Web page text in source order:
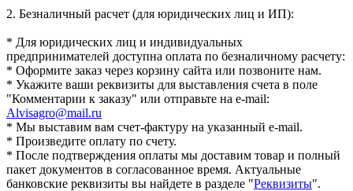
2. Безналичный расчет (для юридических лиц и ИП):
* Для юридических лиц и индивидуальных
предпринимателей доступна оплата по безналичному расчету:
* Оформите заказ через корзину сайта или позвоните нам.
* Укажите ваши реквизиты для выставления счета в поле
"Комментарии к заказу" или отправьте на e-mail:
Alvisagro@mail.ru
* Мы выставим вам счет-фактуру на указанный e-mail.
* Произведите оплату по счету.
* После подтверждения оплаты мы доставим товар и полный
пакет документов в согласованное время. Актуальные
банковские реквизиты вы найдете в разделе "Реквизиты".